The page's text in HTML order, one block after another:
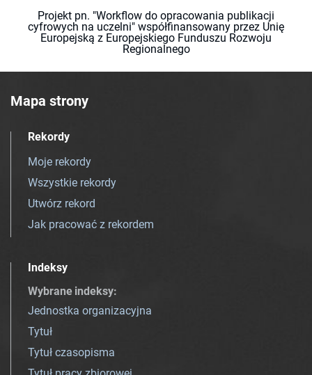
Projekt pn. "Workflow do opracowania publikacji
cyfrowych na uczelni" współfinansowany przez Unię
Europejską z Europejskiego Funduszu Rozwoju
Regionalnego
Mapa strony
Rekordy
Moje rekordy
Wszystkie rekordy
Utwórz rekord
Jak pracować z rekordem
Indeksy
Wybrane indeksy:
Jednostka organizacyjna
Tytuł
Tytuł czasopisma